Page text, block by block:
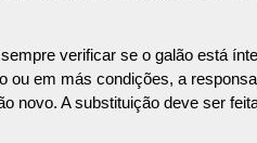
verificar se o galão está
em más condições, a
novo. A substituição deve ser